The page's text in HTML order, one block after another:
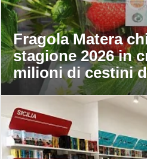
Fragola Matera
stagione 2026 in
milioni di cestini